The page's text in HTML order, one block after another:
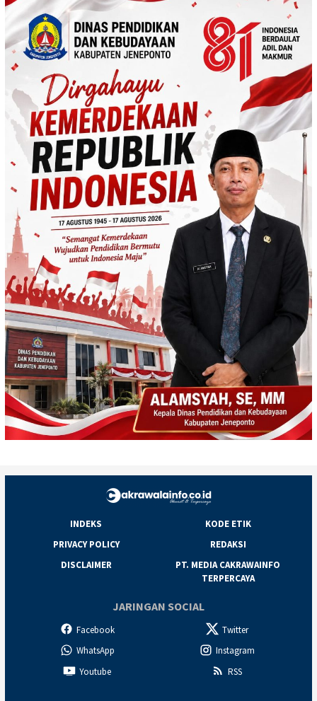
INDEKS
KODE ETIK
PRIVACY POLICY
REDAKSI
DISCLAIMER
PT. MEDIA CAKRAWAINFO
TERPERCAYA
JARINGAN SOCIAL
Facebook
Twitter
WhatsApp
Instagram
Youtube
RSS